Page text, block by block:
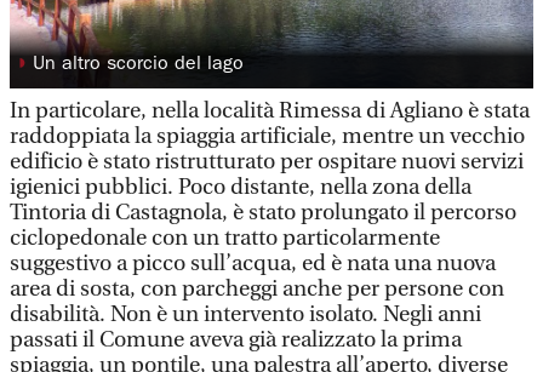
◗ Un altro scorcio del lago
In particolare, nella località Rimessa di Agliano è stata
raddoppiata la spiaggia artificiale, mentre un vecchio
edificio è stato ristrutturato per ospitare nuovi servizi
igienici pubblici. Poco distante, nella zona della
Tintoria di Castagnola, è stato prolungato il percorso
ciclopedonale con un tratto particolarmente
suggestivo a picco sull’acqua, ed è nata una nuova
area di sosta, con parcheggi anche per persone con
disabilità. Non è un intervento isolato. Negli anni
passati il Comune aveva già realizzato la prima
spiaggia, un pontile, una palestra all’aperto, diverse